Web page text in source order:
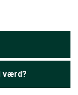
værd?